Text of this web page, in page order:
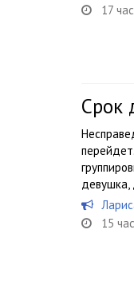
17
Срок
девушка,
15